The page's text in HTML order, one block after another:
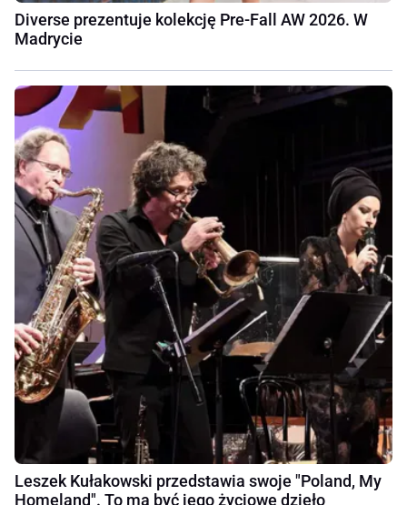
Diverse prezentuje kolekcję Pre-Fall AW 2026. W
Madrycie
Leszek Kułakowski przedstawia swoje "Poland, My
Homeland". To ma być jego życiowe dzieło